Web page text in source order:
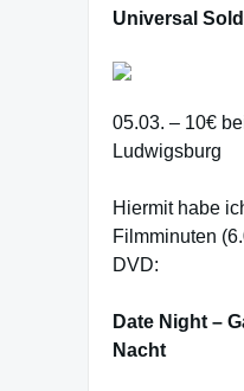
Universal
05.03. – 10€
Ludwigsburg
Hiermit habe
Filmminuten
DVD:
Date Night –
Nacht